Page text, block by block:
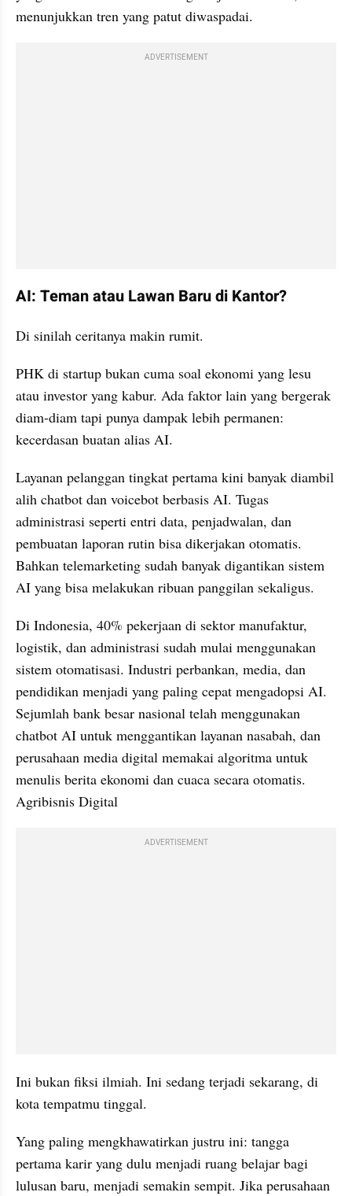
menunjukkan tren yang patut diwaspadai.
ADVERTISEMENT
AI: Teman atau Lawan Baru di Kantor?
Di sinilah ceritanya makin rumit.
PHK di startup bukan cuma soal ekonomi yang lesu
atau investor yang kabur. Ada faktor lain yang bergerak
diam-diam tapi punya dampak lebih permanen:
kecerdasan buatan alias AI.
Layanan pelanggan tingkat pertama kini banyak diambil
alih chatbot dan voicebot berbasis AI. Tugas
administrasi seperti entri data, penjadwalan, dan
pembuatan laporan rutin bisa dikerjakan otomatis.
Bahkan telemarketing sudah banyak digantikan sistem
AI yang bisa melakukan ribuan panggilan sekaligus.
Di Indonesia, 40% pekerjaan di sektor manufaktur,
logistik, dan administrasi sudah mulai menggunakan
sistem otomatisasi. Industri perbankan, media, dan
pendidikan menjadi yang paling cepat mengadopsi AI.
Sejumlah bank besar nasional telah menggunakan
chatbot AI untuk menggantikan layanan nasabah, dan
perusahaan media digital memakai algoritma untuk
menulis berita ekonomi dan cuaca secara otomatis.
Agribisnis Digital
ADVERTISEMENT
Ini bukan fiksi ilmiah. Ini sedang terjadi sekarang, di
kota tempatmu tinggal.
Yang paling mengkhawatirkan justru ini: tangga
pertama karir yang dulu menjadi ruang belajar bagi
lulusan baru, menjadi semakin sempit. Jika perusahaan